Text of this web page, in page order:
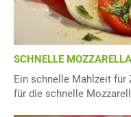
SCHNELLE
Ein schnelle Mahlzeit für
für die schnelle